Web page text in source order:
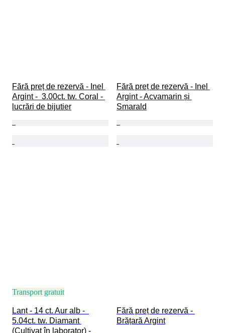
Fără preț de rezervă - Inel
Argint -  3.00ct. tw. Coral -
lucrări de bijutier
Fără preț de rezervă - Inel
Argint - Acvamarin și
Smarald
Transport gratuit
Lanț - 14 ct. Aur alb -
5.04ct. tw. Diamant
(Cultivat în laborator) -
Fără preț de rezervă -
Brățară Argint